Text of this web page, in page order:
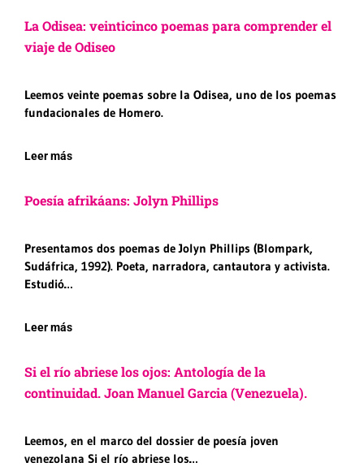
La Odisea: veinticinco poemas para comprender el
viaje de Odiseo
Leemos veinte poemas sobre la Odisea, uno de los poemas
fundacionales de Homero.
Leer más
Poesía afrikáans: Jolyn Phillips
Presentamos dos poemas de Jolyn Phillips (Blompark,
Sudáfrica, 1992). Poeta, narradora, cantautora y activista.
Estudió…
Leer más
Si el río abriese los ojos: Antología de la
continuidad. Joan Manuel Garcia (Venezuela).
Leemos, en el marco del dossier de poesía joven
venezolana Si el río abriese los…